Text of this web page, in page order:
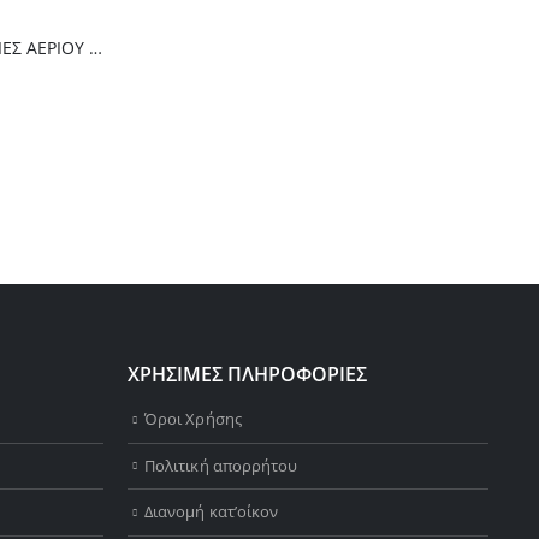
Thermogatz ΕΣΤΙΕΣ ΑΕΡΙΟΥ TGC 2460 GL
ΧΡΗΣΙΜΕΣ ΠΛΗΡΟΦΟΡΙΕΣ
Όροι Χρήσης
Πολιτική απορρήτου
Διανομή κατ’οίκον